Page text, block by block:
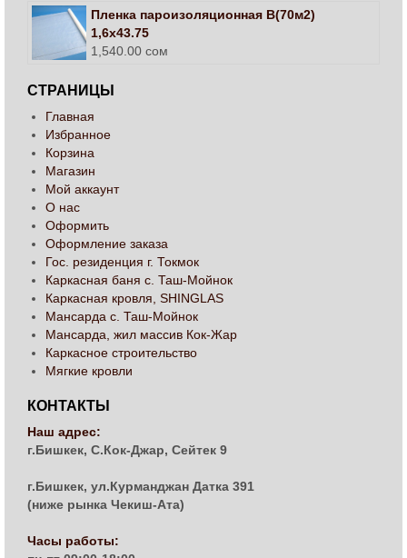
Пленка пароизоляционная В(70м2)
1,6х43.75
1,540.00 сом
СТРАНИЦЫ
Главная
Избранное
Корзина
Магазин
Мой аккаунт
О нас
Оформить
Оформление заказа
Гос. резиденция г. Токмок
Каркасная баня с. Таш-Мойнок
Каркасная кровля, SHINGLAS
Мансарда с. Таш-Мойнок
Мансарда, жил массив Кок-Жар
Каркасное строительство
Мягкие кровли
КОНТАКТЫ
Наш адрес:
г.Бишкек, С.Кок-Джар, Сейтек 9
г.Бишкек, ул.Курманджан Датка 391
(ниже рынка Чекиш-Ата)
Часы работы: